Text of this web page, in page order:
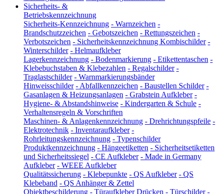
Sicherheits- &
Betriebskennzeichnung
Sicherheits-Kennzeichnung - Warnzeichen -
Brandschutzzeichen - Gebotszeichen - Rettungszeichen -
Verbotszeichen - Sicherheitskennzeichnung Kombischilder -
Winterschilder - Helmaufkleber
Lagerkennzeichnung - Bodenmarkierung - Etikettentaschen -
Klebebuchstaben & Klebezahlen - Regalschilder -
Traglastschilder - Warnmarkierungsbänder
Hinweisschilder - Abfallkennzeichen - Baustellen Schilder -
Gasanlagen & Heizungsanlagen - Grabstein Aufkleber -
Hygiene- & Abstandshinweise - Kindergarten & Schule -
Verhaltensregeln & Vorschriften
Maschinen- & Anlagenkennzeichnung - Drehrichtungspfeile -
Elektrotechnik - Inventaraufkleber -
Rohrleitungskennzeichnung - Typenschilder
Produktkennzeichnung - Hängeetiketten - Sicherheitsetiketten
und Sicherheitssiegel - CE Aufkleber - Made in Germany
Aufkleber - WEEE Aufkleber
Qualitätssicherung - Klebepunkte - QS Aufkleber - QS
Klebeband - QS Anhänger & Zettel
Objektbeschilderung - Türaufkleber Drücken - Türschilder -